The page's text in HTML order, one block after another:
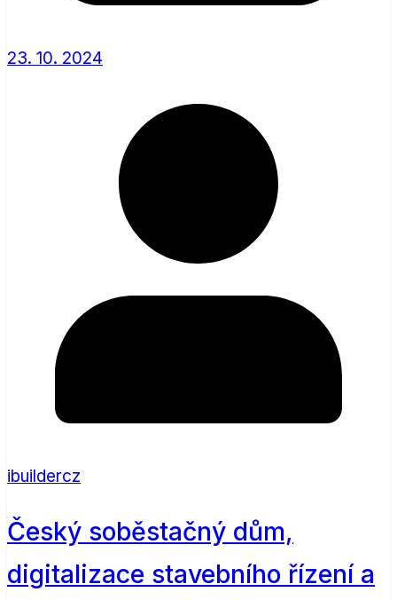
23. 10. 2024
ibuildercz
Český soběstačný dům,
digitalizace stavebního řízení a